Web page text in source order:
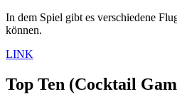
In dem Spiel gibt es verschiedene
können.
LINK
Top Ten (Cocktail